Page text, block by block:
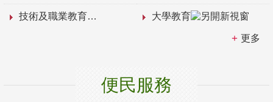
技術及職業教育 大學教育
更多
便民服務